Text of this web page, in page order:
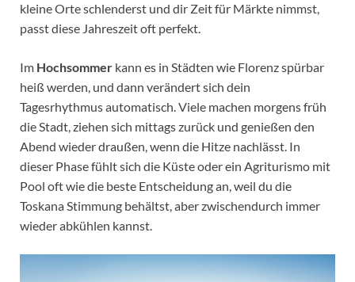
kleine Orte schlenderst und dir Zeit für Märkte nimmst,
passt diese Jahreszeit oft perfekt.
Im Hochsommer kann es in Städten wie Florenz spürbar
heiß werden, und dann verändert sich dein
Tagesrhythmus automatisch. Viele machen morgens früh
die Stadt, ziehen sich mittags zurück und genießen den
Abend wieder draußen, wenn die Hitze nachlässt. In
dieser Phase fühlt sich die Küste oder ein Agriturismo mit
Pool oft wie die beste Entscheidung an, weil du die
Toskana Stimmung behältst, aber zwischendurch immer
wieder abkühlen kannst.